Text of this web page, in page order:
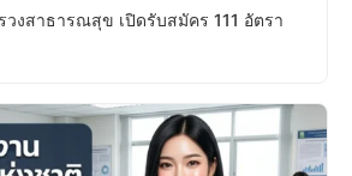
งสาธารณสุข เปิดรับสมัคร 111 อัตรา